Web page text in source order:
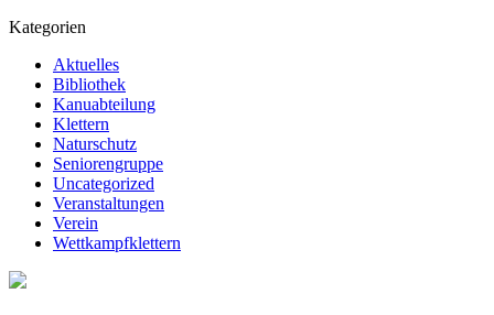
Kategorien
Aktuelles
Bibliothek
Kanuabteilung
Klettern
Naturschutz
Seniorengruppe
Uncategorized
Veranstaltungen
Verein
Wettkampfklettern